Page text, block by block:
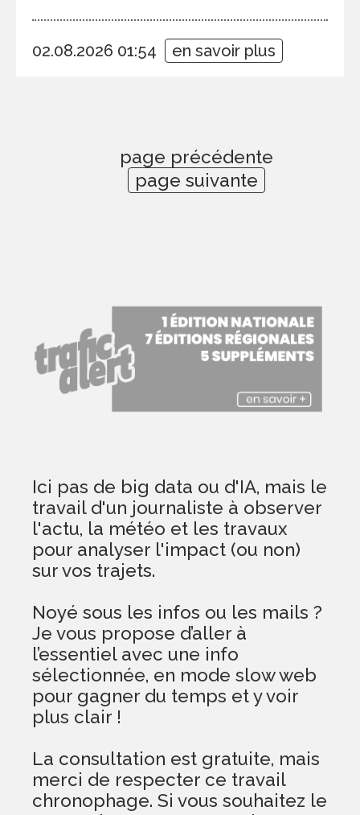
02.08.2026 01:54 en savoir plus
page précédente
page suivante
Ici pas de big data ou d'IA, mais le
travail d'un journaliste à observer
l'actu, la météo et les travaux
pour analyser l'impact (ou non)
sur vos trajets.
Noyé sous les infos ou les mails ?
Je vous propose d’aller à
l’essentiel avec une info
sélectionnée, en mode slow web
pour gagner du temps et y voir
plus clair !
La consultation est gratuite, mais
merci de respecter ce travail
chronophage. Si vous souhaitez le